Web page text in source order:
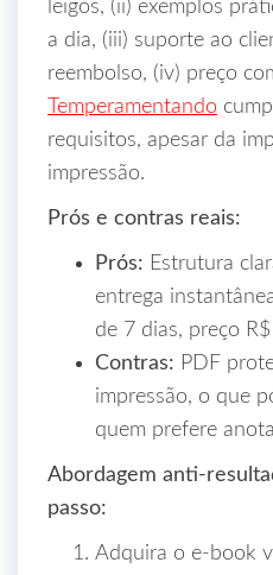
leigos, (ii) exemplos
a dia, (iii) suporte ao
reembolso, (iv) preço
Temperamentando
requisitos, apesar da
impressão.
Prós e contras reais:
Prós: Estrutura
entrega
de 7 dias, preço
Contras: PDF
impressão, o que
quem prefere
Abordagem
passo:
Adquira o e‑book